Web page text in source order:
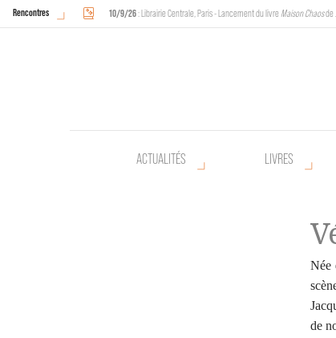
Rencontres 10/9/26: Librairie Centrale, Paris - Lancement du livre Maison Chaosde
: Halles de Schaerbeek, Bruxelles - L'Arche sera
ACTUALITÉS LIVRES
Née
de